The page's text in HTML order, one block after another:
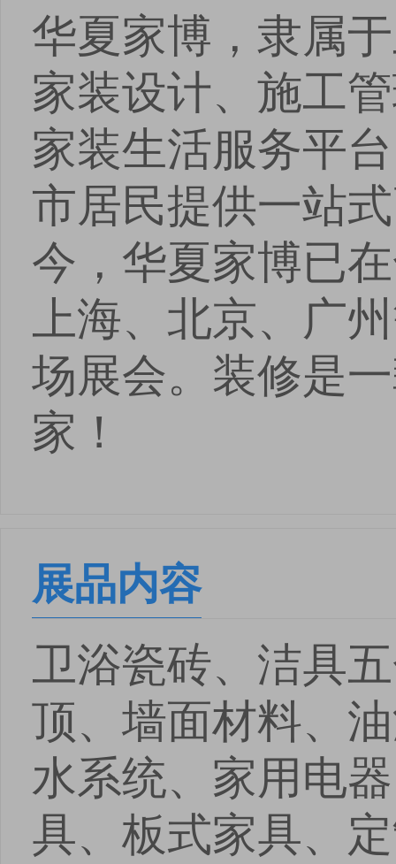
华夏家博，隶属
家装设计、施工
家装生活服务平
市居民提供一站
今，华夏家博已
上海、北京、广
场展会。装修是
家！
展品内容
卫浴瓷砖、洁具
顶、墙面材料、
水系统、家用电
具、板式家具、